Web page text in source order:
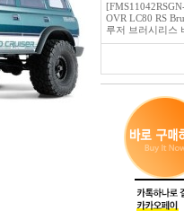
OVR LC80 RS
루저 브러시리스